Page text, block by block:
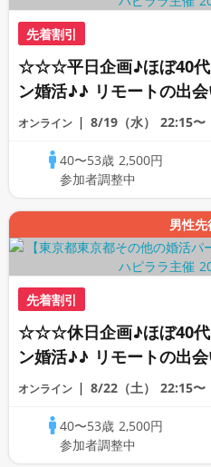
先着割引
☆☆☆平日企画♪ほぼ40代
ン婚活♪♪ リモートの出
ちで乾杯しませんか♪♪ ☆
PARTY!!
オンライン 8/19（水） 22:15〜
40〜53歳 2,500円
参加者調整中
男性
先着割引
☆☆☆休日企画♪ほぼ40代
ン婚活♪♪ リモートの出
ちで乾杯しませんか♪♪ ☆
PARTY!!
オンライン 8/22（土） 22:15〜
40〜53歳 2,500円
参加者調整中